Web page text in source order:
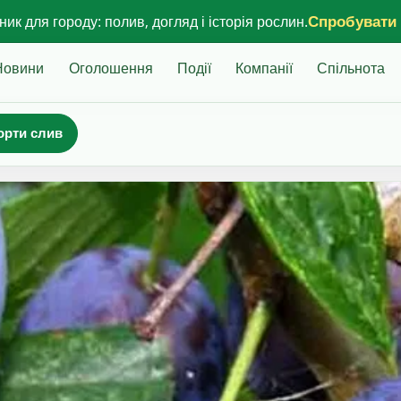
для городу: полив, догляд і історія рослин.
Оголошення Події Компанії Спільнота
слив